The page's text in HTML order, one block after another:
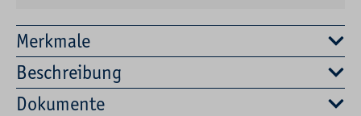
Merkmale
Beschreibung
Dokumente